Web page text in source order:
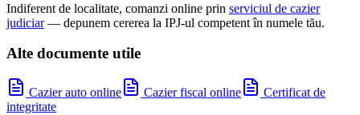
Indiferent de localitate, comanzi online prin serviciul de cazier
judiciar — depunem cererea la IPJ-ul competent în numele tău.
Alte documente utile
Cazier auto online Cazier fiscal online
Certificat de
integritate